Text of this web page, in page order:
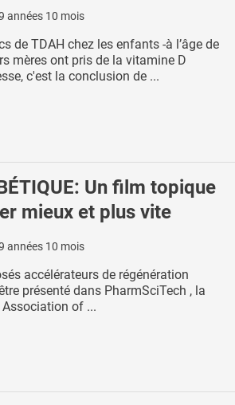
années 10 mois
de TDAH chez les enfants -à l’âge de
mères ont pris de la vitamine D
c'est la conclusion de ...
Un film topique
mieux et plus vite
années 10 mois
accélérateurs de régénération
présenté dans PharmSciTech , la
Association of ...